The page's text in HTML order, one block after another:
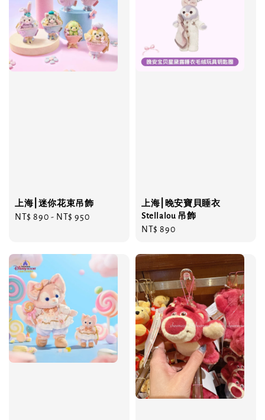
上海⎮迷你花束吊飾
Regular
NT$ 890 - NT$ 950
上海⎮晚安寶貝睡衣
Stellalou 吊飾
Regular
NT$ 890